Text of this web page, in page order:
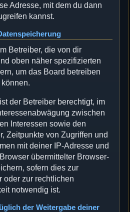
Adresse, mit dem du dann
kannst.
Betreiber, die von dir
oben näher spezifizierten
um das Board betreiben
der Betreiber berechtigt, im
zwischen
Interessen sowie den
Zeitpunkte von Zugriffen und
mit deiner IP-Adresse und
übermittelter Browser-
sofern dies zur
oder zur rechtlichen
notwendig ist.
der Weitergabe deiner